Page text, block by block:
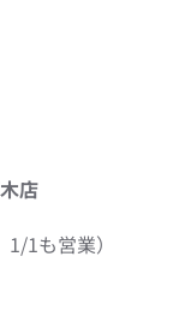
店
1も営業）